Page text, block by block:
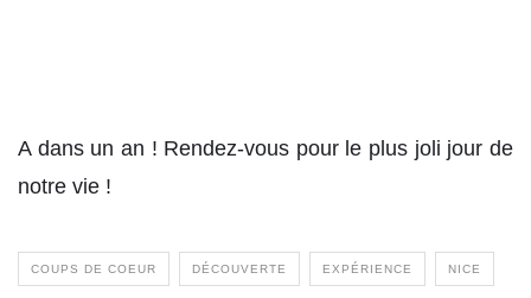
A dans un an ! Rendez-vous pour le plus joli jour de
notre vie !
COUPS DE COEUR DÉCOUVERTE EXPÉRIENCE NICE